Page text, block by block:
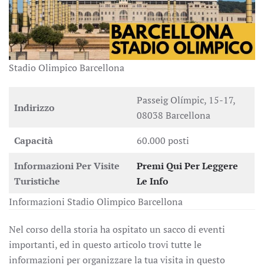
Stadio Olimpico Barcellona
Indirizzo
Passeig Olímpic, 15-17,
08038 Barcellona
Capacità
60.000 posti
Informazioni Per Visite
Turistiche
Premi Qui Per Leggere
Le Info
Informazioni Stadio Olimpico Barcellona
Nel corso della storia ha ospitato un sacco di eventi
importanti, ed in questo articolo trovi tutte le
informazioni per organizzare la tua visita in questo